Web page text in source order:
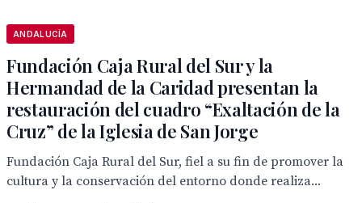
ANDALUCÍA
Fundación Caja Rural del Sur y la
Hermandad de la Caridad presentan la
restauración del cuadro “Exaltación de la
Cruz” de la Iglesia de San Jorge
Fundación Caja Rural del Sur, fiel a su fin de promover la
cultura y la conservación del entorno donde realiza...